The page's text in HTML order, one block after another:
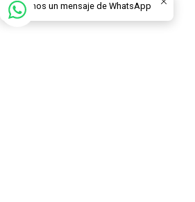
Envíanos un mensaje de WhatsApp